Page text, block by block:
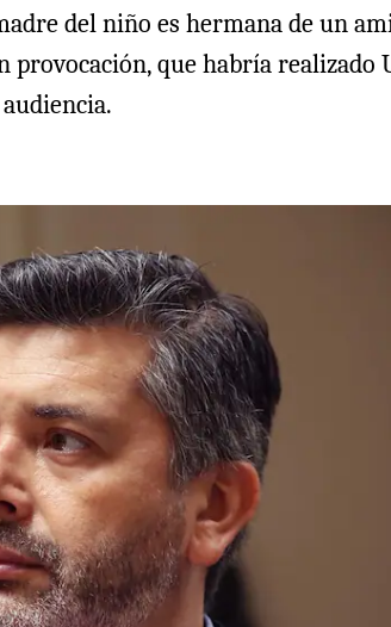
del niño es hermana de un
provocación, que habría